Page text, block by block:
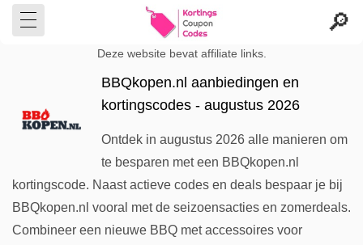
Deze website bevat affiliate links.
BBQkopen.nl aanbiedingen en
kortingscodes - augustus 2026
Ontdek in augustus 2026 alle manieren om
te besparen met een BBQkopen.nl
kortingscode. Naast actieve codes en deals bespaar je bij
BBQkopen.nl vooral met de seizoensacties en zomerdeals.
Combineer een nieuwe BBQ met accessoires voor